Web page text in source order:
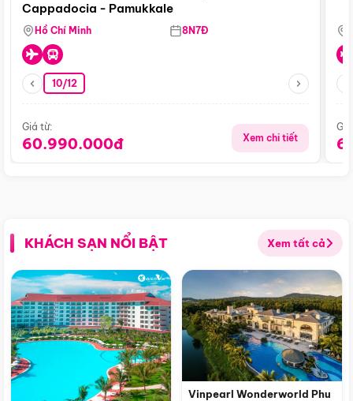
Cappadocia - Pamukkale
Hồ Chí Minh 8N7Đ
10/12
Giá từ:
60.990.000đ Xem chi tiết
KHÁCH SẠN NỔI BẬT Xem tất cả
Vinpearl Wonderworld Phu